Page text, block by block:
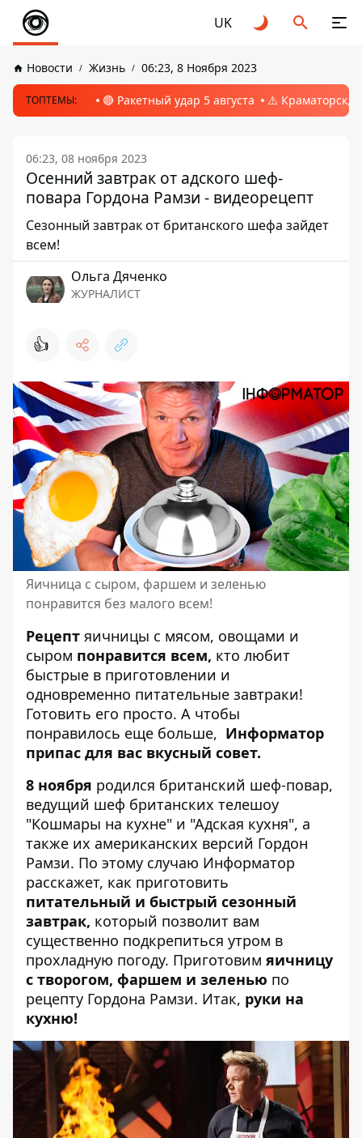
UK
Новости Жизнь 06:23, 8 Ноября 2023
ТОПТЕМЫ: 🔴 Ракетный удар 5 августа ⚠️ Краматорск,
06:23, 08 ноября 2023
Осенний завтрак от адского шеф-
повара Гордона Рамзи - видеорецепт
Сезонный завтрак от британского шефа зайдет
всем!
Ольга Дяченко
ЖУРНАЛИСТ
👍
Яичница с сыром, фаршем и зеленью
понравится без малого всем!
Рецепт яичницы с мясом, овощами и
сыром понравится всем, кто любит
быстрые в приготовлении и
одновременно питательные завтраки!
Готовить его просто. А чтобы
понравилось еще больше, Информатор
припас для вас вкусный совет.
8 ноября родился британский шеф-повар,
ведущий шеф британских телешоу
"Кошмары на кухне" и "Адская кухня", а
также их американских версий Гордон
Рамзи. По этому случаю Информатор
расскажет, как приготовить
питательный и быстрый сезонный
завтрак, который позволит вам
существенно подкрепиться утром в
прохладную погоду. Приготовим яичницу
с творогом, фаршем и зеленью по
рецепту Гордона Рамзи. Итак, руки на
кухню!